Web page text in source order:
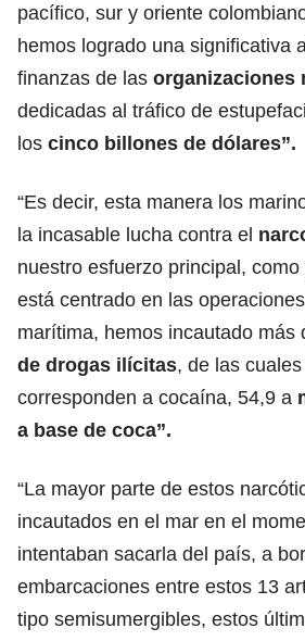
pacífico, sur y oriente
hemos logrado una significativa
finanzas de las organizaciones
dedicadas al tráfico de
los cinco billones de dólares”.
“Es decir, esta manera los
la incasable lucha contra el
nuestro esfuerzo principal,
está centrado en las
marítima, hemos incautado más
de drogas ilícitas, de las
corresponden a cocaína, 54,9 a
a base de coca”.
“La mayor parte de estos
incautados en el mar en el
intentaban sacarla del país, a
embarcaciones entre estos 13
tipo semisumergibles, estos